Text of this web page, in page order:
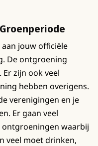
jouw officiële
De ontgroening
zijn ook veel
hebben overigens.
verenigingen en je
Er gaan veel
waarbij
veel moet drinken,